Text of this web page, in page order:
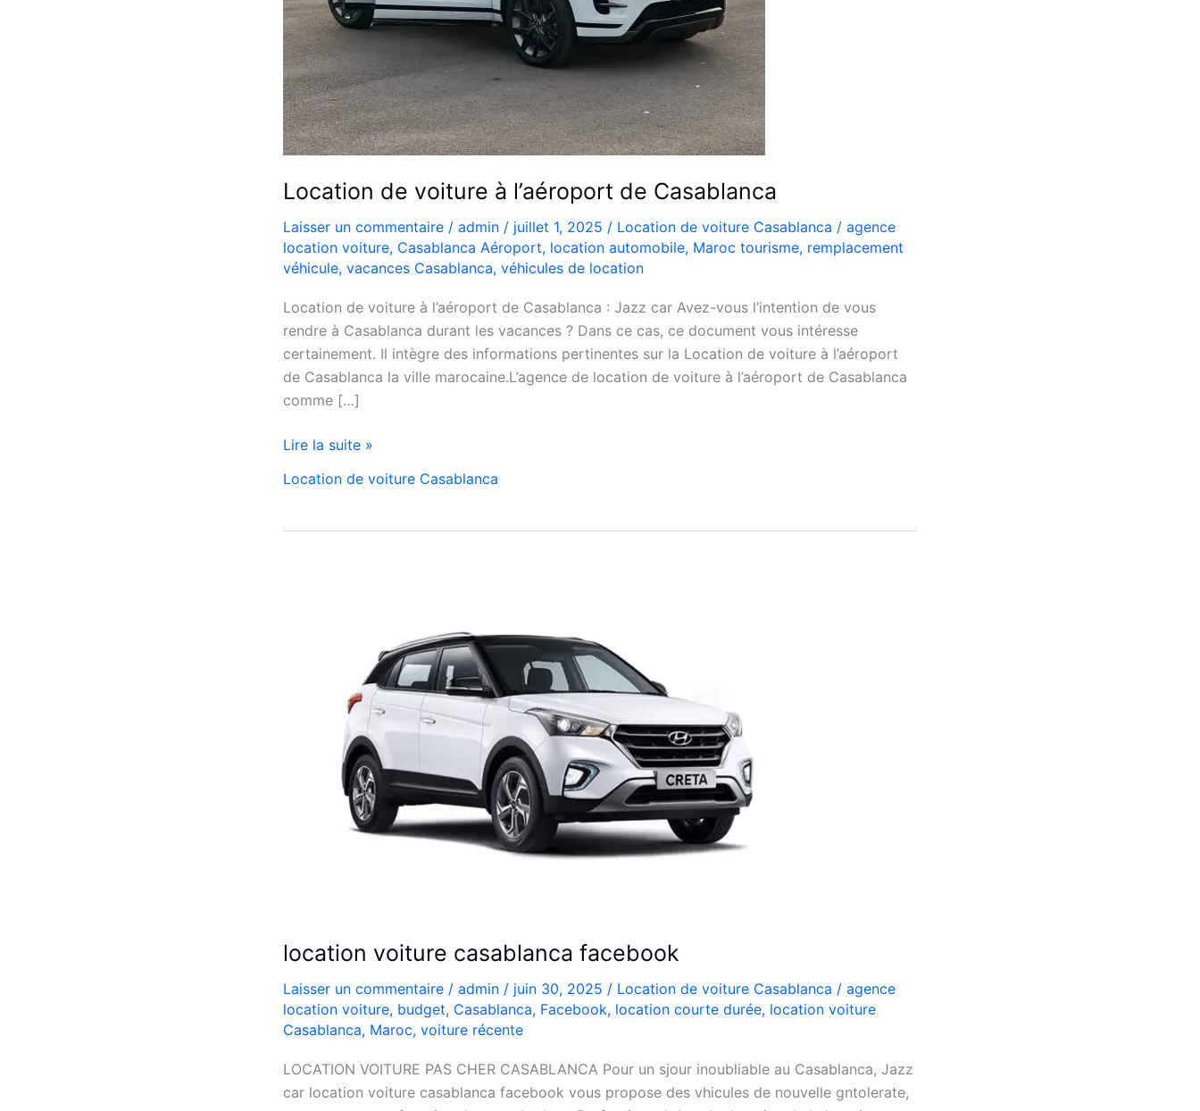
Location de voiture à l’aéroport de Casablanca
Laisser un commentaire / admin / juillet 1, 2025 / Location de voiture Casablanca / agence
location voiture, Casablanca Aéroport, location automobile, Maroc tourisme, remplacement
véhicule, vacances Casablanca, véhicules de location
Location de voiture à l’aéroport de Casablanca : Jazz car Avez-vous l’intention de vous
rendre à Casablanca durant les vacances ? Dans ce cas, ce document vous intéresse
certainement. Il intègre des informations pertinentes sur la Location de voiture à l’aéroport
de Casablanca la ville marocaine.L’agence de location de voiture à l’aéroport de Casablanca
comme […]
Location
voiture
l’aéroport
Lire la suite »
Location de voiture Casablanca
location voiture casablanca facebook
Laisser un commentaire / admin / juin 30, 2025 / Location de voiture Casablanca / agence
location voiture, budget, Casablanca, Facebook, location courte durée, location voiture
Casablanca, Maroc, voiture récente
LOCATION VOITURE PAS CHER CASABLANCA Pour un sjour inoubliable au Casablanca, Jazz
car location voiture casablanca facebook vous propose des vhicules de nouvelle gntolerate,